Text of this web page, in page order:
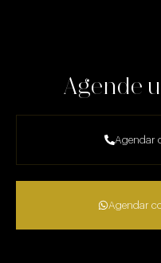
Agende
Agendar
Agendar